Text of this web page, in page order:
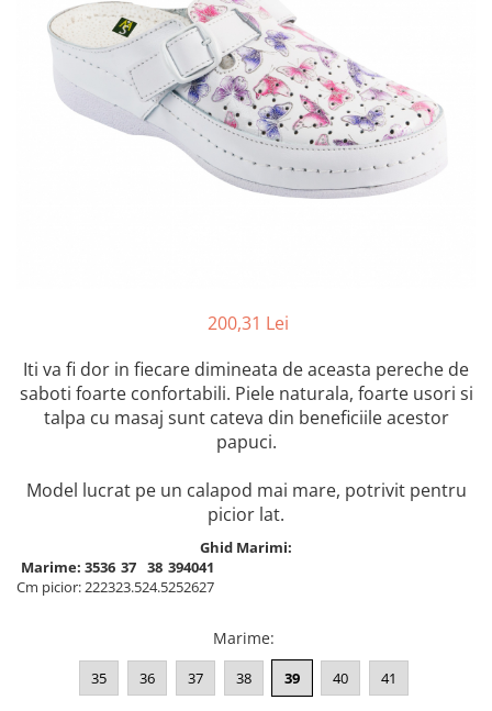
Doss
Dr. Feet
200,31 Lei
Iti va fi dor in fiecare dimineata de aceasta pereche de
saboti foarte confortabili. Piele naturala, foarte usori si
talpa cu masaj sunt cateva din beneficiile acestor
papuci.
Model lucrat pe un calapod mai mare, potrivit pentru
picior lat.
Ghid Marimi:
Marime: 3536 37 38 394041
Cm picior:222323.524.5252627
Marime:
35 36 37 38 39 40 41